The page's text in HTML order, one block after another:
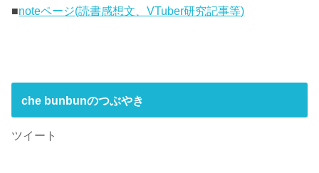
■noteページ(読書感想文、VTuber研究記事等)
che bunbunのつぶやき
ツイート